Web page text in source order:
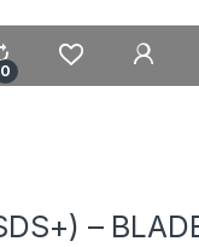
0
My
–